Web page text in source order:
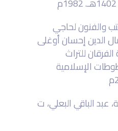
والفنون لحاجي
إكمال الدين إحسان أوغلى
للتراث
الإسلامية
عبد الباقي البعلي، ت